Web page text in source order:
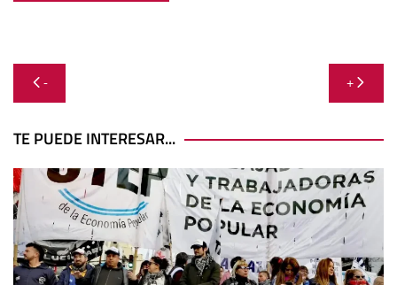
Navegación
de
entradas
- +
TE PUEDE INTERESAR...